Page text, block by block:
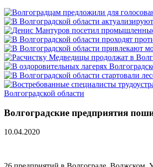
Волгоградской области
Волгоградские предприятия
10.04.2020